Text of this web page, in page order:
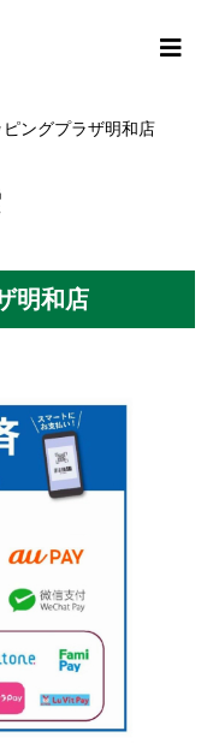
ングプラザ明和店
明和店